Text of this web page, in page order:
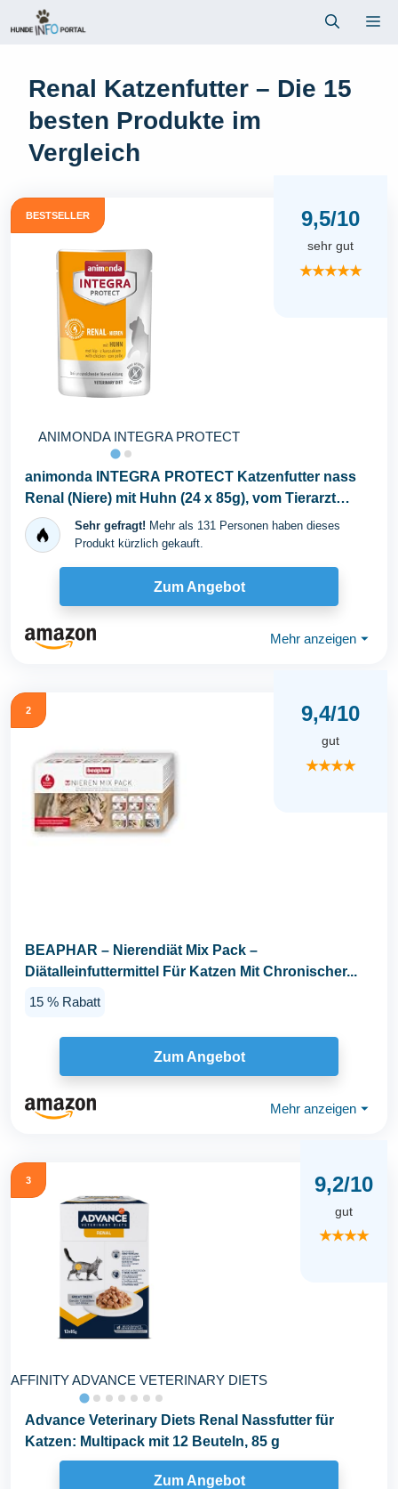
Inhalt
Renal Katzenfutter – Die 15
besten Produkte im
Vergleich
BESTSELLER
ANIMONDA INTEGRA PROTECT
9,5/10
sehr gut
★★★★★
animonda INTEGRA PROTECT Katzenfutter nass
Renal (Niere) mit Huhn (24 x 85g), vom Tierarzt
empfohlen...Sehr gefragt! Mehr als 131 Personen haben dieses
Produkt kürzlich gekauft.
Zum Angebot
Mehr anzeigen ⏷
2 9,4/10
gut
★★★★
BEAPHAR – Nierendiät Mix Pack –
Diätalleinfuttermittel Für Katzen Mit Chronischer...
15 % Rabatt
Zum Angebot
Mehr anzeigen ⏷
3
AFFINITY ADVANCE VETERINARY DIETS
9,2/10
gut
★★★★
Advance Veterinary Diets Renal Nassfutter für
Katzen: Multipack mit 12 Beuteln, 85 g
Zum Angebot